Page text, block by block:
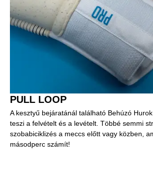
PULL LOOP
A kesztyű bejáratánál található Behúzó
teszi a felvételt és a levételt. Többé semmi
szobabiciklizés a meccs előtt vagy közben,
másodperc számít!